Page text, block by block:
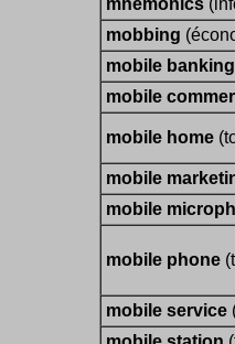
mnemonics
mobbing
mobile banking
mobile
mobile home
mobile
mobile
mobile phone
mobile service